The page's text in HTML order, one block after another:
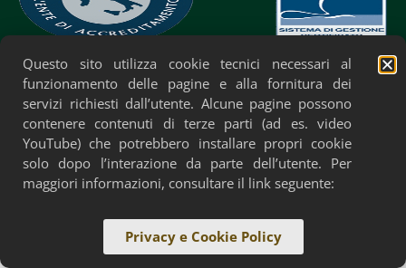
Privacy Policy Cookie Policy Accessibilità
Questo sito utilizza cookie tecnici necessari al
funzionamento delle pagine e alla fornitura dei
servizi richiesti dall’utente. Alcune pagine possono
contenere contenuti di terze parti (ad es. video
YouTube) che potrebbero installare propri cookie
solo dopo l’interazione da parte dell’utente. Per
maggiori informazioni, consultare il link seguente:
Privacy e Cookie Policy